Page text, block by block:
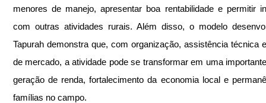
menores de manejo, apresentar boa rentabilidade e permitir
com outras atividades rurais. Além disso, o modelo
Tapurah demonstra que, com organização, assistência técnica
de mercado, a atividade pode se transformar em uma
geração de renda, fortalecimento da economia local e
famílias no campo.